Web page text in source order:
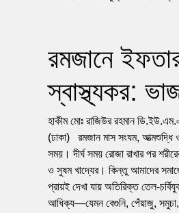
রমজানে
স্বাস্থ্যকর:
হাকীম মোঃ রাজিউর রহমান
(ঢাকা) রমজান মাস সংযম,
সময়। দীর্ঘ সময় রোজা রাখার পর
ও সুষম খাদ্যের। কিন্তু আমাদের
প্রায়ই দেখা যায় অতিরিক্ত তেল-
আধিক্য—যেমন বেগুনি, পেঁয়াজু,